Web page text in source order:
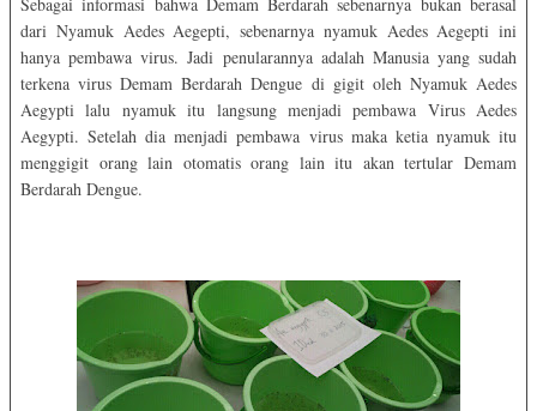
dari Nyamuk Aedes Aegepti, sebenarnya nyamuk Aedes Aegepti ini
hanya pembawa virus. Jadi penularannya adalah Manusia yang sudah
terkena virus Demam Berdarah Dengue di gigit oleh Nyamuk Aedes
Aegypti lalu nyamuk itu langsung menjadi pembawa Virus Aedes
Aegypti. Setelah dia menjadi pembawa virus maka ketia nyamuk itu
menggigit orang lain otomatis orang lain itu akan tertular Demam
Berdarah Dengue.